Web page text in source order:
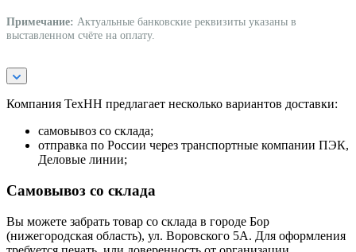
Примечание: Актуальные банковские реквизиты указаны в
выставленном счёте на оплату.
Компания ТехНН предлагает несколько вариантов доставки:
самовывоз со склада;
отправка по России через транспортные компании ПЭК,
Деловые линии;
Самовывоз со склада
Вы можете забрать товар со склада в городе Бор
(нижегородская область), ул. Воровского 5А. Для оформления